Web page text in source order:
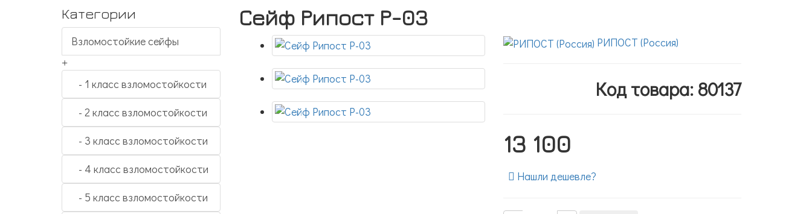
Категории
Взломостойкие сейфы
+
- 1 класс взломостойкости
- 2 класс взломостойкости
- 3 класс взломостойкости
- 4 класс взломостойкости
- 5 класс взломостойкости
Сейф Рипост Р-03
РИПОСТ (Россия)
Код товара: 80137
13 100
Нашли дешевле?